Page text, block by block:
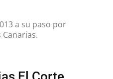
a su paso por